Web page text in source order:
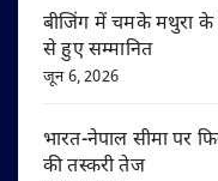
बीजिंग में चमके मथुरा के
से हुए सम्मानित
जून 6, 2026
भारत-नेपाल सीमा पर
की तस्करी तेज